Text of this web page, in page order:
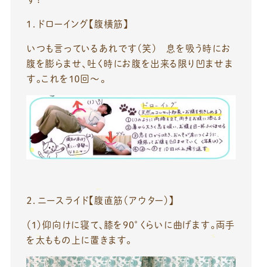
１．ドローイング【腹横筋】
いつも言っているあれです(笑) 息を吸う時にお
腹を膨らませ、吐く時にお腹を出来る限り凹ませま
す。これを10回～。
２．ニースライド【腹直筋（アウター）】
（1）仰向けに寝て、膝を90°くらいに曲げます。両手
を太ももの上に置きます。